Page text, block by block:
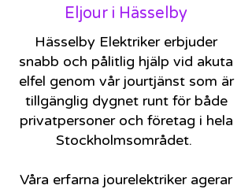
Eljour i Hässelby
Hässelby Elektriker erbjuder
snabb och pålitlig hjälp vid akuta
elfel genom vår jourtjänst som är
tillgänglig dygnet runt för både
privatpersoner och företag i hela
Stockholmsområdet.
Våra erfarna jourelektriker agerar